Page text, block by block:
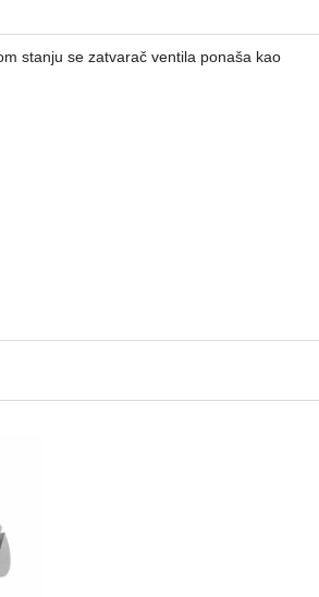
stanju se zatvarač ventila ponaša kao